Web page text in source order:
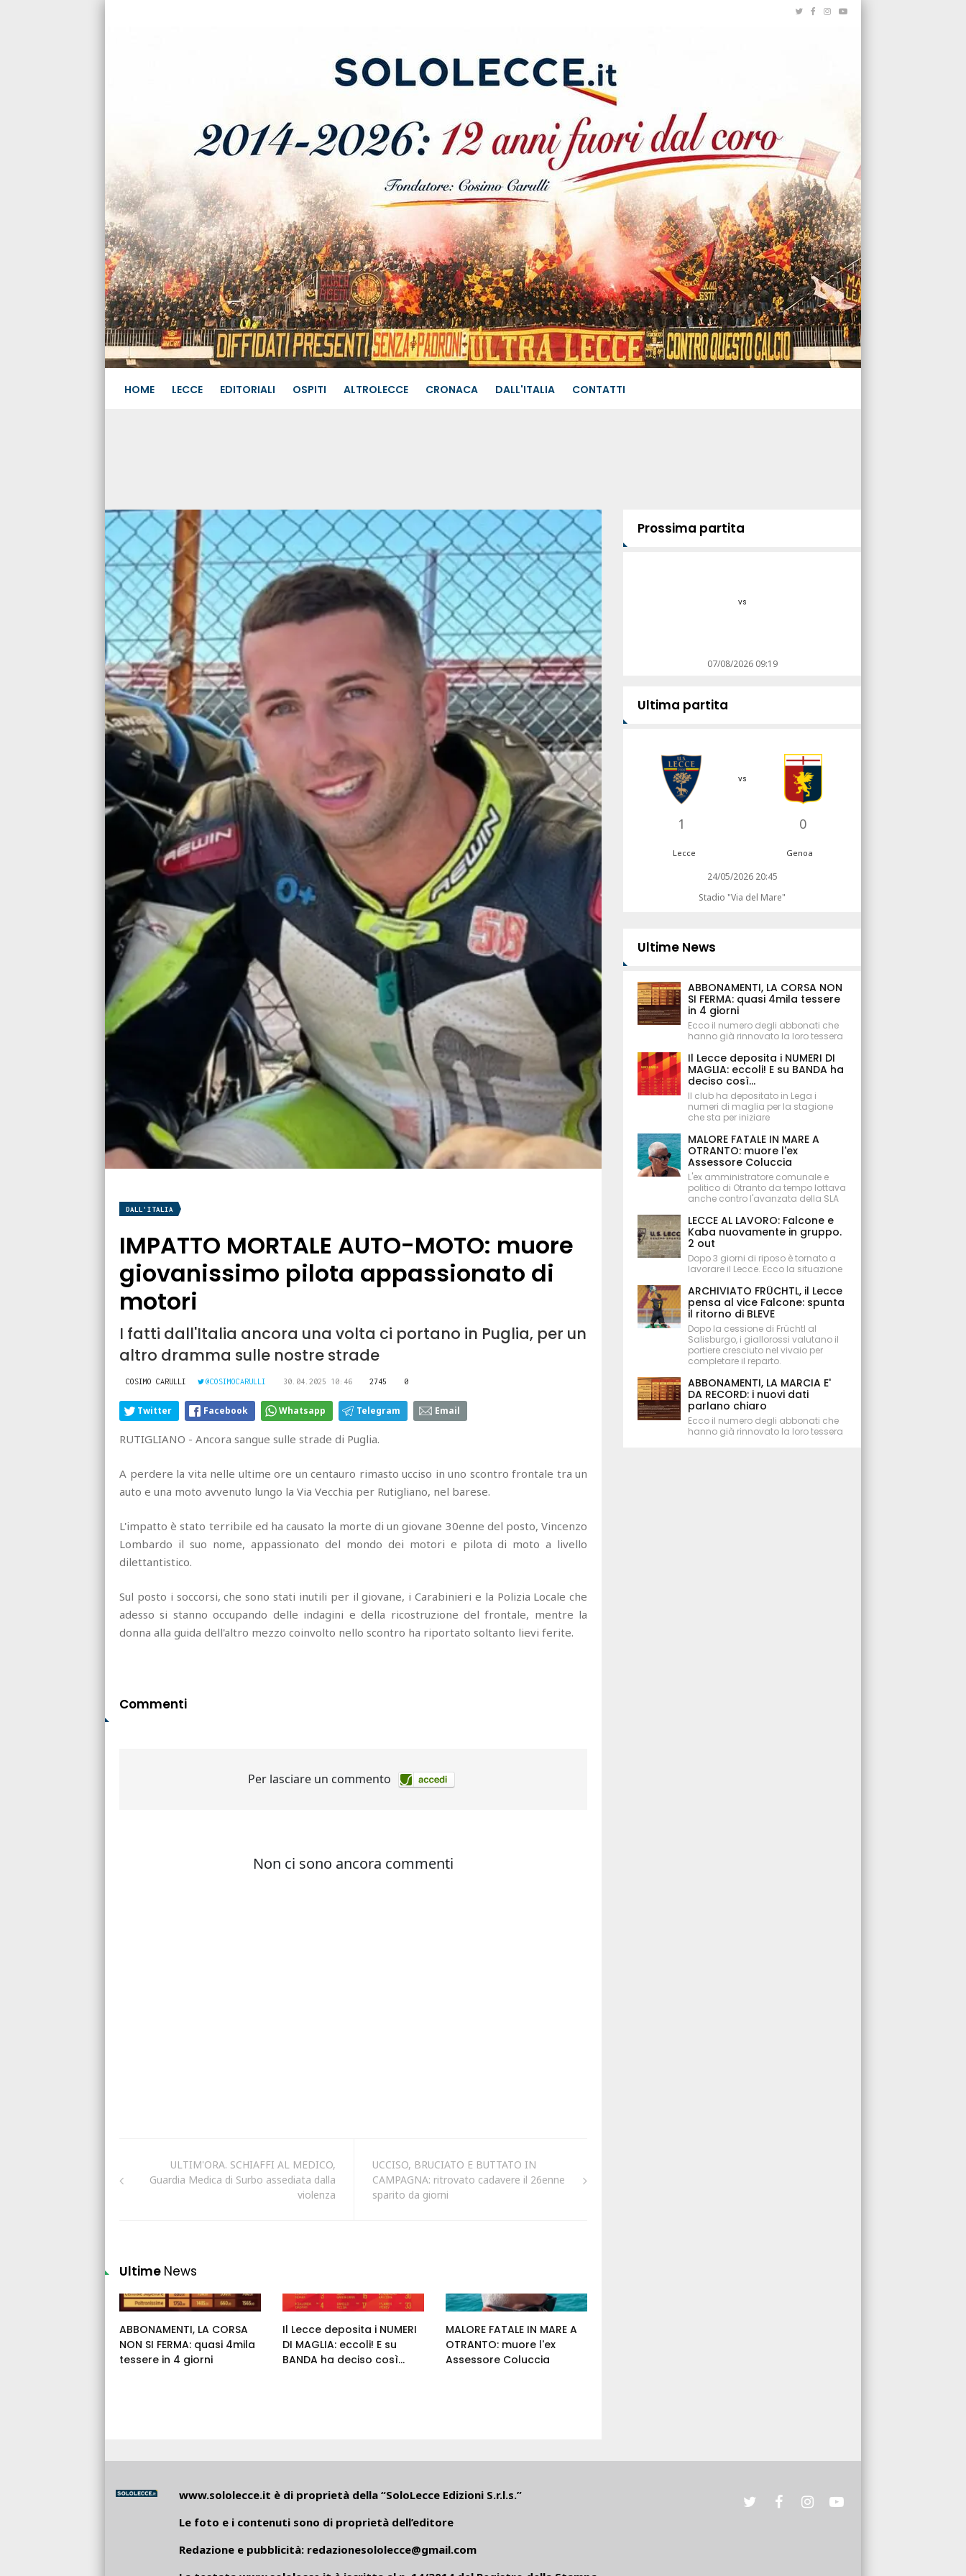
HOME LECCE EDITORIALI OSPITI ALTROLECCE CRONACA DALL'ITALIA CONTATTI
DALL'ITALIA
IMPATTO MORTALE AUTO-MOTO: muore
giovanissimo pilota appassionato di
motori
I fatti dall'Italia ancora una volta ci portano in Puglia, per un
altro dramma sulle nostre strade
COSIMO CARULLI @COSIMOCARULLI 30.04.2025 10:46 2745 0
Twitter Facebook Whatsapp Telegram Email
RUTIGLIANO - Ancora sangue sulle strade di Puglia.
A perdere la vita nelle ultime ore un centauro rimasto ucciso in uno scontro frontale tra un
auto e una moto avvenuto lungo la Via Vecchia per Rutigliano, nel barese.
L'impatto è stato terribile ed ha causato la morte di un giovane 30enne del posto, Vincenzo
Lombardo il suo nome, appassionato del mondo dei motori e pilota di moto a livello
dilettantistico.
Sul posto i soccorsi, che sono stati inutili per il giovane, i Carabinieri e la Polizia Locale che
adesso si stanno occupando delle indagini e della ricostruzione del frontale, mentre la
donna alla guida dell'altro mezzo coinvolto nello scontro ha riportato soltanto lievi ferite.
Commenti
ULTIM'ORA. SCHIAFFI AL MEDICO,
Guardia Medica di Surbo assediata dalla
violenza
UCCISO, BRUCIATO E BUTTATO IN
CAMPAGNA: ritrovato cadavere il 26enne
sparito da giorni
Ultime News
ABBONAMENTI, LA CORSA
NON SI FERMA: quasi 4mila
tessere in 4 giorni
Il Lecce deposita i NUMERI
DI MAGLIA: eccoli! E su
BANDA ha deciso così...
MALORE FATALE IN MARE A
OTRANTO: muore l'ex
Assessore Coluccia
Prossima partita
vs
07/08/2026 09:19
Ultima partita
1
vs
0
Lecce Genoa
24/05/2026 20:45
Stadio "Via del Mare"
Ultime News
ABBONAMENTI, LA CORSA NON
SI FERMA: quasi 4mila tessere
in 4 giorni
Ecco il numero degli abbonati che
hanno già rinnovato la loro tessera
Il Lecce deposita i NUMERI DI
MAGLIA: eccoli! E su BANDA ha
deciso così...
Il club ha depositato in Lega i
numeri di maglia per la stagione
che sta per iniziare
MALORE FATALE IN MARE A
OTRANTO: muore l'ex
Assessore Coluccia
L'ex amministratore comunale e
politico di Otranto da tempo lottava
anche contro l'avanzata della SLA
LECCE AL LAVORO: Falcone e
Kaba nuovamente in gruppo.
2 out
Dopo 3 giorni di riposo è tornato a
lavorare il Lecce. Ecco la situazione
ARCHIVIATO FRÜCHTL, il Lecce
pensa al vice Falcone: spunta
il ritorno di BLEVE
Dopo la cessione di Früchtl al
Salisburgo, i giallorossi valutano il
portiere cresciuto nel vivaio per
completare il reparto.
ABBONAMENTI, LA MARCIA E'
DA RECORD: i nuovi dati
parlano chiaro
Ecco il numero degli abbonati che
hanno già rinnovato la loro tessera
www.sololecce.it è di proprietà della “SoloLecce Edizioni S.r.l.s.”
Le foto e i contenuti sono di proprietà dell’editore
Redazione e pubblicità: redazionesololecce@gmail.com